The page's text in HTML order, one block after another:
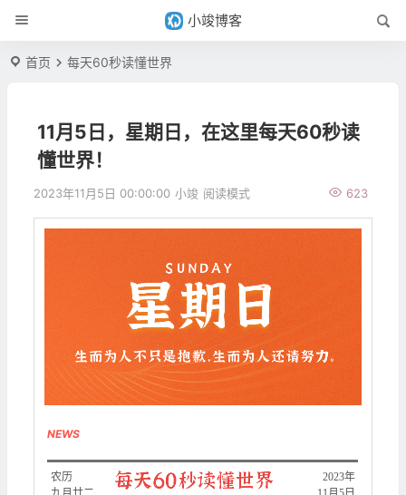
小竣博客
首页 每天60秒读懂世界
11月5日，星期日，在这里每天60秒读
懂世界！
2023年11月5日 00:00:00 小竣 623
阅读模式
NEWS
2023年
农历